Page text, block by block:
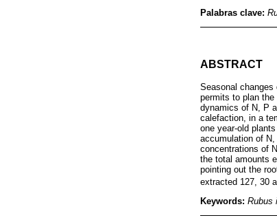
Palabras clave:
ABSTRACT
Seasonal
permits to plan
dynamics of N, P
calefaction, in a
one year-old
accumulation of
concentrations of
the total amounts
pointing out the
extracted 127, 30
Keywords: Rubus